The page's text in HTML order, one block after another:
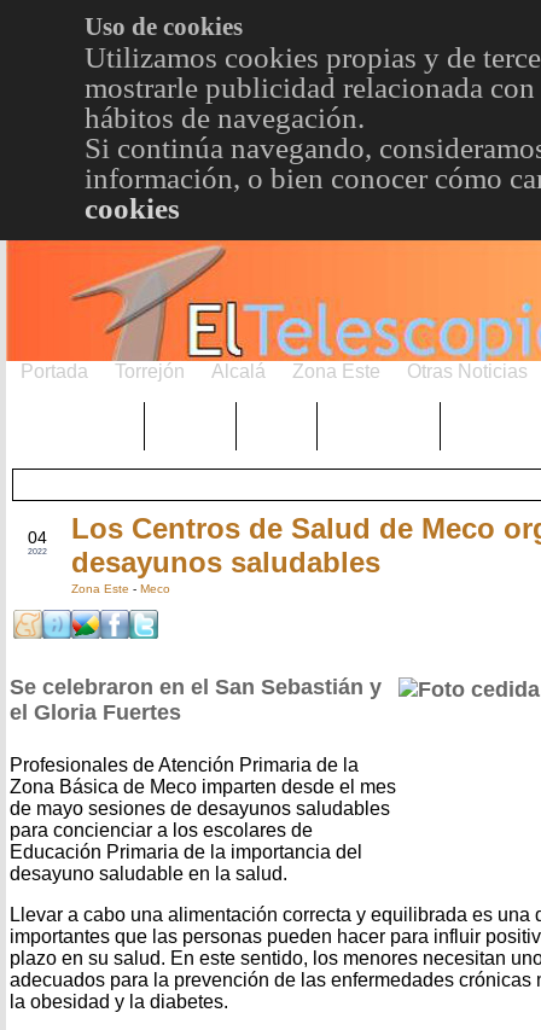
Uso de cookies
Utilizamos cookies propias y de
mostrarle publicidad relacionada
hábitos de navegación.
Si continúa navegando,
información, o bien conocer cómo
cookies
Portada Torrejón Alcalá Zona Este Otras Noticias
04
2022
Los Centros de Salud de Meco
desayunos saludables
Zona Este - Meco
Se celebraron en el San Sebastián y
el Gloria Fuertes
Profesionales de Atención Primaria de la
Zona Básica de Meco imparten desde el mes
de mayo sesiones de desayunos saludables
para concienciar a los escolares de
Educación Primaria de la importancia del
desayuno saludable en la salud.
Llevar a cabo una alimentación correcta y equilibrada es una
importantes que las personas pueden hacer para influir
plazo en su salud. En este sentido, los menores necesitan
adecuados para la prevención de las enfermedades crónicas
la obesidad y la diabetes.